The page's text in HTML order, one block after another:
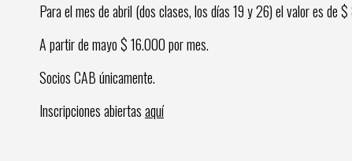
Para el mes de abril (dos clases, los días 19 y 26) el valor es de
A partir de mayo $ 16.000 por mes.
Socios CAB únicamente.
Inscripciones abiertasaquí